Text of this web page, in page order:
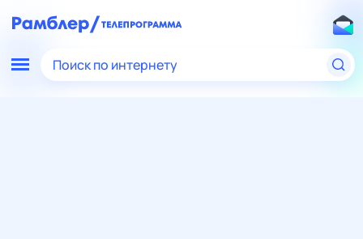
Поиск по интернету